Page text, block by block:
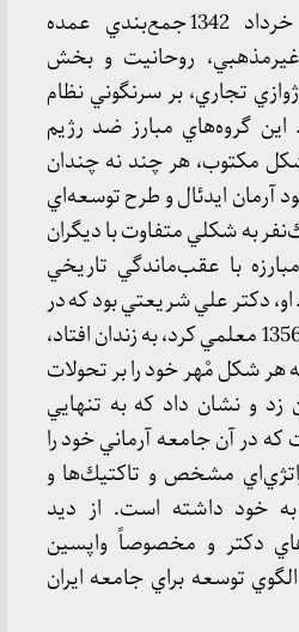
پس از سركوب 15 خرداد 1342 جمع‌بندي عمده
روحانيت و بخش
تجاري، بر سرنگوني نظام
گروه‌هاي مبارز ضد رژيم
مكتوب، هر چند نه چندان
آرمان ايدئال و طرح توسعه‌اي
به شكلي متفاوت با ديگران
با عقب‌ماندگي تاريخي
دكتر علي شريعتي بود كه در
فاصله سال‌هاي 1343 تا 1356 معلمي كرد، به زندان افتاد،
هر شكل مْهر خود را بر تحولات
زد و نشان داد كه به تنهايي
در آن جامعه آرماني خود را
مشخص و تاكتيك‌ها و
خود داشته است. از ديد
دكتر و مخصوصاً واپسين
توسعه براي جامعه ايران